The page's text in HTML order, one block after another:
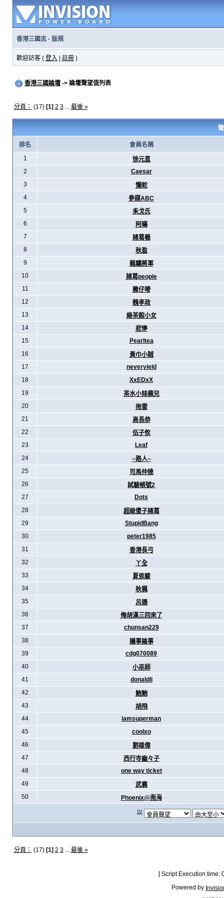
香港三國志· 版規
歡迎訪客 ( 登入 註冊)
香港三國論壇-> 論壇聲望值列表
分頁： (17) [1] 2 3... 最後 »
排名
會員名稱
1
徐元直
2
Caesar
3
懶蛇
4
參謀ABC
5
耒戈氏
6
阿暪
7
諸葛羲
8
秋盈
9
龍驤將軍
10
諸葛people
11
雞仔嘜
12
魏孝政
13
綠茶館小女
14
悲慘
15
Pearltea
16
黃巾小賊
17
neveryield
18
XxEDxX
19
茶水小妹蘋兒
20
拖雷
21
高長恭
22
伍子攸
23
Leaf
24
~路人~
25
司馬仲達
26
試驗帳號2
27
Dots
28
超級傻子諸葛
29
StupidBang
30
peter1985
31
香港長弓
32
丫全
33
夏侯駿
34
秋楓
35
呂遜
36
俺胡漢三回來了
37
chunsan229
38
議事論事
39
cdg070089
40
小巫師
41
donaldli
42
鮑鮑
43
胡飛
44
iamsuperman
45
coolxo
46
劉雄偉
47
西行寺幽々子
48
one way ticket
49
武襄
50
Phoenix@南海
以
分頁： (17) [1] 2 3... 最後 »
[ Script Execution
Powered by